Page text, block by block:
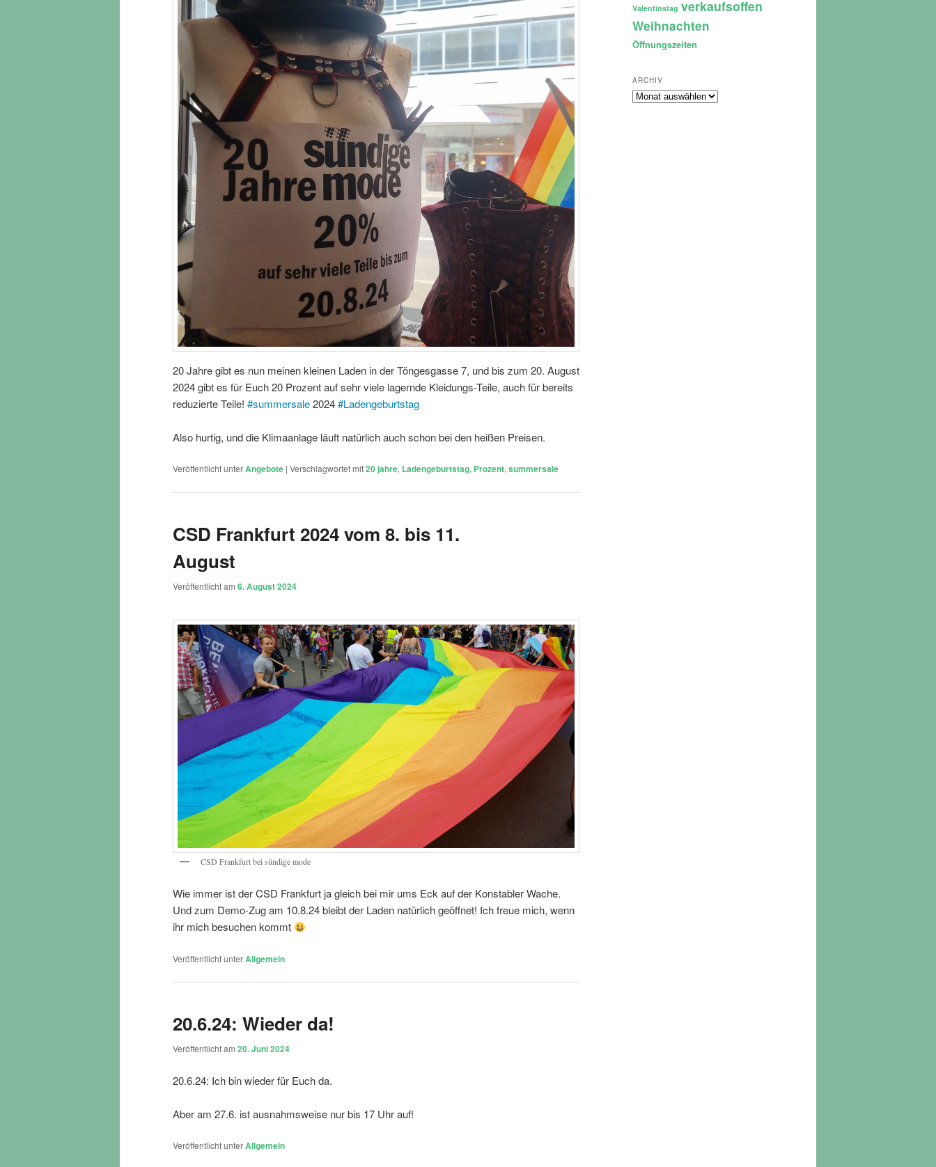
20 Jahre gibt es nun meinen kleinen Laden in der Töngesgasse 7, und bis zum 20. August
2024 gibt es für Euch 20 Prozent auf sehr viele lagernde Kleidungs-Teile, auch für bereits
reduzierte Teile! #summersale2024#Ladengeburtstag
Also hurtig, und die Klimaanlage läuft natürlich auch schon bei den heißen Preisen.
Veröffentlicht unterAngebote | Verschlagwortet mit20 jahre, Ladengeburtstag, Prozent, summersale
CSD Frankfurt 2024 vom 8. bis 11.
August
Veröffentlicht am 6. August 2024
CSD Frankfurt bei sündige mode
Wie immer ist der CSD Frankfurt ja gleich bei mir ums Eck auf der Konstabler Wache.
Und zum Demo-Zug am 10.8.24 bleibt der Laden natürlich geöffnet! Ich freue mich, wenn
ihr mich besuchen kommt
Veröffentlicht unterAllgemein
20.6.24: Wieder da!
Veröffentlicht am 20. Juni 2024
20.6.24: Ich bin wieder für Euch da.
Aber am 27.6. ist ausnahmsweise nur bis 17 Uhr auf!
Veröffentlicht unterAllgemein
Valentinstag verkaufsoffen
Weihnachten
Öffnungszeiten
ARCHIV
Archiv